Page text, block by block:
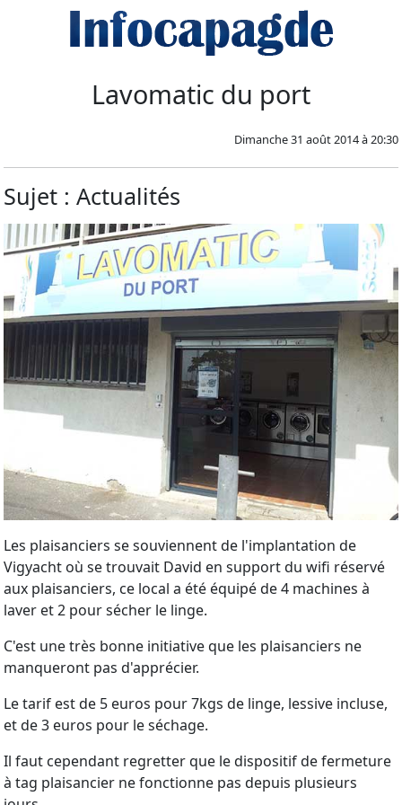
Lavomatic du port
Dimanche 31 août 2014 à 20:30
Sujet : Actualités
Les plaisanciers se souviennent de l'implantation de
Vigyacht où se trouvait David en support du wifi réservé
aux plaisanciers, ce local a été équipé de 4 machines à
laver et 2 pour sécher le linge.
C'est une très bonne initiative que les plaisanciers ne
manqueront pas d'apprécier.
Le tarif est de 5 euros pour 7kgs de linge, lessive incluse,
et de 3 euros pour le séchage.
Il faut cependant regretter que le dispositif de fermeture
à tag plaisancier ne fonctionne pas depuis plusieurs